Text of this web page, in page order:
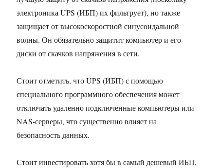
электроника UPS (ИБП) их фильтрует), но также
защищает от высокоскоростной синусоидальной
волны. Он обязательно защитит компьютер и его
диски от скачков напряжения в сети.
Стоит отметить, что UPS (ИБП) с помощью
специального программного обеспечения может
отключать удаленно подключенные компьютеры или
NAS-серверы, что существенно влияет на
безопасность данных.
Стоит инвестировать хотя бы в самый дешевый ИБП,